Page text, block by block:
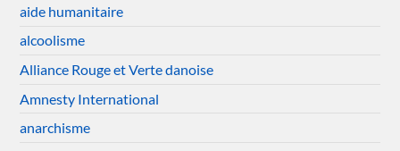
aide humanitaire
alcoolisme
Alliance Rouge et Verte danoise
Amnesty International
anarchisme